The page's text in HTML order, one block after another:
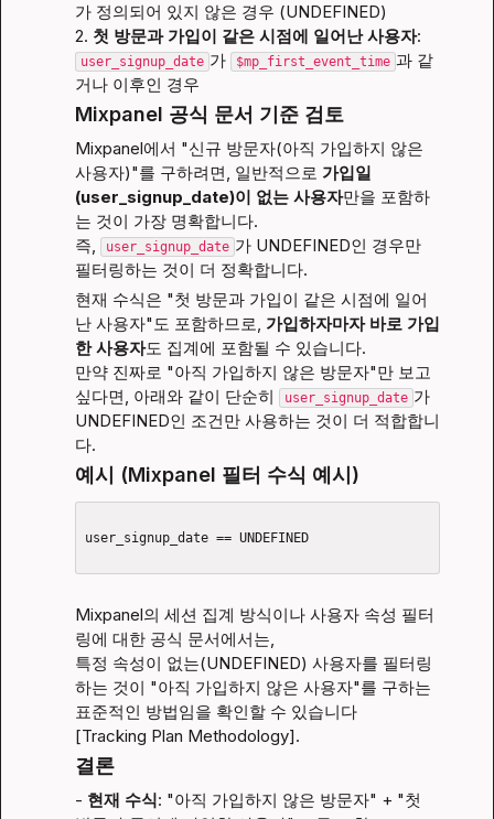
가 정의되어 있지 않은 경우 (UNDEFINED)
2. 첫 방문과 가입이 같은 시점에 일어난 사용자:
user_signup_date 가 $mp_first_event_time 과 같
거나 이후인 경우
Mixpanel 공식 문서 기준 검토
Mixpanel에서 "신규 방문자(아직 가입하지 않은
사용자)"를 구하려면, 일반적으로 가입일
(user_signup_date)이 없는 사용자만을 포함하
는 것이 가장 명확합니다.
즉,
user_signup_date 가 UNDEFINED인 경우만
필터링하는 것이 더 정확합니다.
현재 수식은 "첫 방문과 가입이 같은 시점에 일어
난 사용자"도 포함하므로, 가입하자마자 바로 가입
한 사용자도 집계에 포함될 수 있습니다.
만약 진짜로 "아직 가입하지 않은 방문자"만 보고
싶다면, 아래와 같이 단순히
user_signup_date 가
UNDEFINED인 조건만 사용하는 것이 더 적합합니
다.
예시 (Mixpanel 필터 수식 예시)
user_signup_date == UNDEFINED
Mixpanel의 세션 집계 방식이나 사용자 속성 필터
링에 대한 공식 문서에서는,
특정 속성이 없는(UNDEFINED) 사용자를 필터링
하는 것이 "아직 가입하지 않은 사용자"를 구하는
표준적인 방법임을 확인할 수 있습니다
[Tracking Plan Methodology].
결론
- 현재 수식: "아직 가입하지 않은 방문자" + "첫